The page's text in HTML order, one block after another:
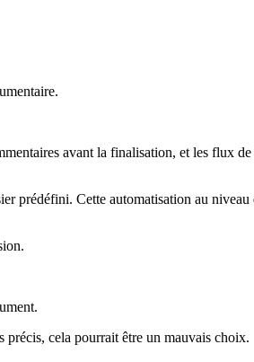
avant la finalisation, et les flux de
prédéfini. Cette automatisation au niveau
cela pourrait être un mauvais choix.